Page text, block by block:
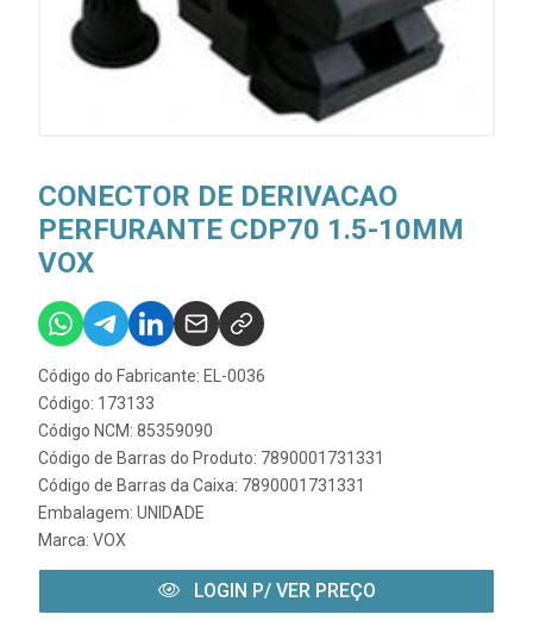
CONECTOR DE DERIVACAO
PERFURANTE CDP70 1.5-10MM
VOX
Código do Fabricante: EL-0036
Código: 173133
Código NCM: 85359090
Código de Barras do Produto: 7890001731331
Código de Barras da Caixa: 7890001731331
Embalagem: UNIDADE
Marca: VOX
LOGIN P/ VER PREÇO